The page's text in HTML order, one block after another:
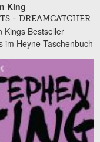
King
- DREAMCATCHER
Kings Bestseller
im Heyne-Taschenbuch